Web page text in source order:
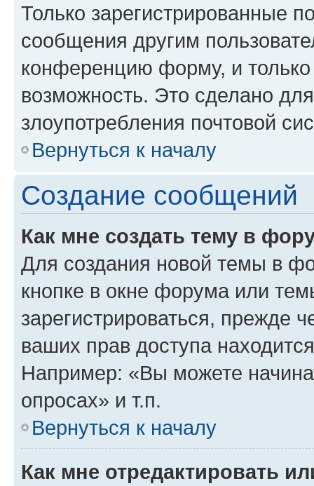
Только зарегистрированные
сообщения другим
конференцию форму, и
возможность. Это сделано
злоупотребления почтовой
Вернуться к началу
Создание сообщений
Как мне создать тему в
Для создания новой темы в
кнопке в окне форума или
зарегистрироваться, прежде
ваших прав доступа
Например: «Вы можете
опросах» и т.п.
Вернуться к началу
Как мне отредактировать